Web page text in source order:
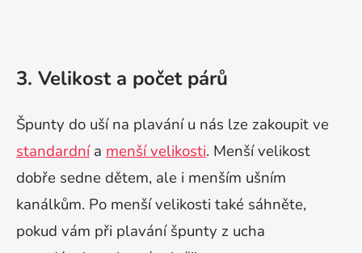
3. Velikost a počet párů
Špunty do uší na plavání u nás lze zakoupit ve
standardnía menší velikosti. Menší velikost
dobře sedne dětem, ale i menším ušním
kanálkům. Po menší velikosti také sáhněte,
pokud vám při plavání špunty z ucha